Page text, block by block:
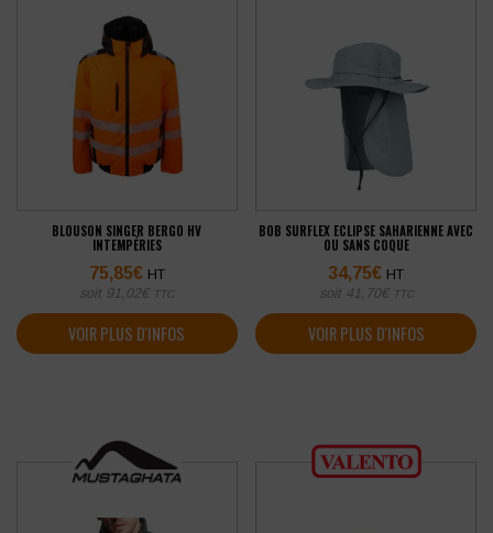
BLOUSON SINGER BERGO HV
INTEMPÉRIES
75,85€ HT
soit 91,02€ TTC
VOIR PLUS D'INFOS
BOB SURFLEX ECLIPSE SAHARIENNE AVEC
OU SANS COQUE
34,75€ HT
soit 41,70€ TTC
VOIR PLUS D'INFOS